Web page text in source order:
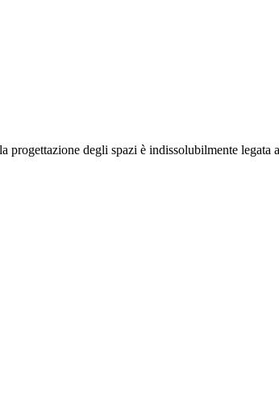
progettazione degli spazi è indissolubilmente